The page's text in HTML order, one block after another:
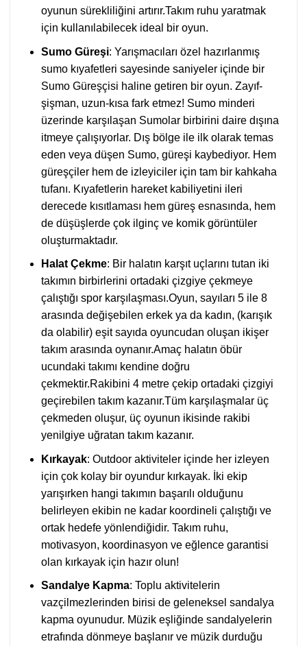
oyunun sürekliliğini artırır.Takım ruhu yaratmak
için kullanılabilecek ideal bir oyun.
Sumo Güreşi: Yarışmacıları özel hazırlanmış
sumo kıyafetleri sayesinde saniyeler içinde bir
Sumo Güreşçisi haline getiren bir oyun. Zayıf-
şişman, uzun-kısa fark etmez! Sumo minderi
üzerinde karşılaşan Sumolar birbirini daire dışına
itmeye çalışıyorlar. Dış bölge ile ilk olarak temas
eden veya düşen Sumo, güreşi kaybediyor. Hem
güreşçiler hem de izleyiciler için tam bir kahkaha
tufanı. Kıyafetlerin hareket kabiliyetini ileri
derecede kısıtlaması hem güreş esnasında, hem
de düşüşlerde çok ilginç ve komik görüntüler
oluşturmaktadır.
Halat Çekme: Bir halatın karşıt uçlarını tutan iki
takımın birbirlerini ortadaki çizgiye çekmeye
çalıştığı spor karşılaşması.Oyun, sayıları 5 ile 8
arasında değişebilen erkek ya da kadın, (karışık
da olabilir) eşit sayıda oyuncudan oluşan ikişer
takım arasında oynanır.Amaç halatın öbür
ucundaki takımı kendine doğru
çekmektir.Rakibini 4 metre çekip ortadaki çizgiyi
geçirebilen takım kazanır.Tüm karşılaşmalar üç
çekmeden oluşur, üç oyunun ikisinde rakibi
yenilgiye uğratan takım kazanır.
Kırkayak: Outdoor aktiviteler içinde her izleyen
için çok kolay bir oyundur kırkayak. İki ekip
yarışırken hangi takımın başarılı olduğunu
belirleyen ekibin ne kadar koordineli çalıştığı ve
ortak hedefe yönlendiğidir. Takım ruhu,
motivasyon, koordinasyon ve eğlence garantisi
olan kırkayak için hazır olun!
Sandalye Kapma: Toplu aktivitelerin
vazçilmezlerinden birisi de geleneksel sandalya
kapma oyunudur. Müzik eşliğinde sandalyelerin
etrafında dönmeye başlanır ve müzik durduğu